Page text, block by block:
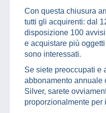
Con questa chiusura
tutti gli acquirenti: dal
disposizione 100
e acquistare più
sono interessati.
Se siete preoccupati e
abbonamento annuale
Silver, sarete
proporzionalmente per